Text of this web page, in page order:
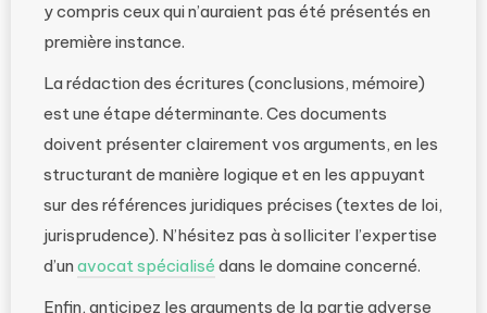
y compris ceux qui n’auraient pas été présentés en
première instance.
La rédaction des écritures (conclusions, mémoire)
est une étape déterminante. Ces documents
doivent présenter clairement vos arguments, en les
structurant de manière logique et en les appuyant
sur des références juridiques précises (textes de loi,
jurisprudence). N’hésitez pas à solliciter l’expertise
d’un avocat spécialisé dans le domaine concerné.
Enfin, anticipez les arguments de la partie adverse